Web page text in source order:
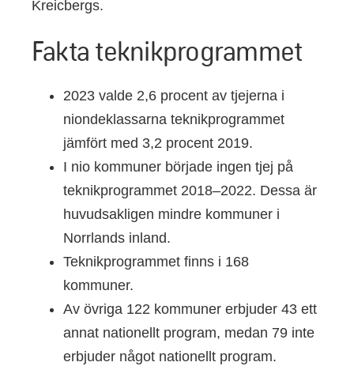
Kreicbergs.
Fakta teknikprogrammet
2023 valde 2,6 procent av tjejerna i
niondeklassarna teknikprogrammet
jämfört med 3,2 procent 2019.
I nio kommuner började ingen tjej på
teknikprogrammet 2018–2022. Dessa är
huvudsakligen mindre kommuner i
Norrlands inland.
Teknikprogrammet finns i 168
kommuner.
Av övriga 122 kommuner erbjuder 43 ett
annat nationellt program, medan 79 inte
erbjuder något nationellt program.